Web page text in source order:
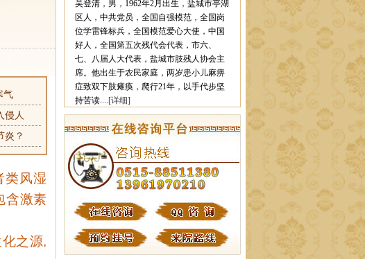
气
侵人
炎？
类风湿
含激素
之源,
吴登清，男，1962年2月出生，盐城市亭湖
区人，中共党员，全国自强模范，全国岗
位学雷锋标兵，全国模范爱心大使，中国
好人，全国第五次残代会代表，市六、
七、八届人大代表，盐城市肢残人协会主
席。他出生于农民家庭，两岁患小儿麻痹
症致双下肢瘫痪，爬行21年，以手代步坚
持苦读....[详细]
栏目ID=4的表不存在(操作类型=0)